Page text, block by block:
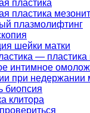
пластика
пластика
плазмолифтинг
шейки матки
— пластика
интимное
при недержании
биопсия
клитора